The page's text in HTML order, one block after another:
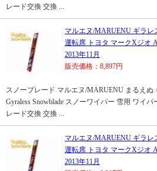
レード交換 交換 ...
マルエヌ/MARUENU ギラレ
運転席 トヨタ マークXジオ
2013年11月
販売価格：8,897円
スノーブレード マルエヌ/MARUENU まるえぬ
Gyraless Snowblade スノーワイパー 雪用 ワイ
レード交換 交換 ...
マルエヌ/MARUENU ギラレ
運転席 トヨタ マークXジオ
2013年11月